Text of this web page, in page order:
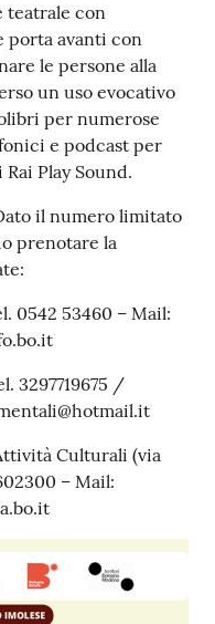
teatrale con
porta avanti con
le persone alla
un uso evocativo
per numerose
e podcast per
Play Sound.
il numero limitato
prenotare la
0542 53460 – Mail:
3297719675 /
Culturali (via
– Mail: